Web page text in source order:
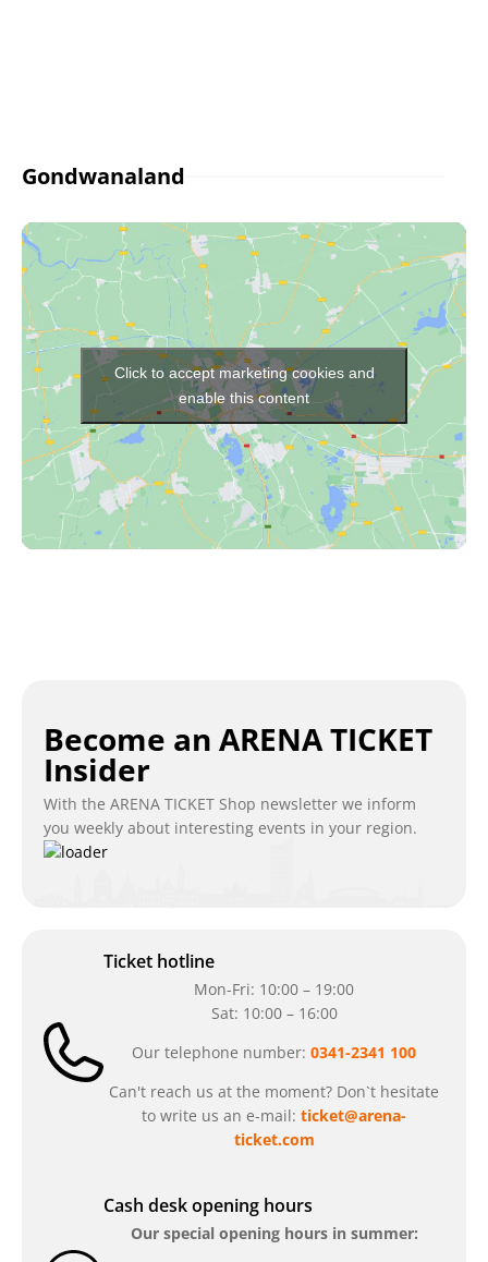
Gondwanaland
Click to accept marketing cookies and
enable this content
Become an ARENA TICKET
Insider
With the ARENA TICKET Shop newsletter we inform
you weekly about interesting events in your region.
Ticket hotline
Mon-Fri: 10:00 – 19:00
Sat: 10:00 – 16:00
Our telephone number: 0341-2341 100
Can't reach us at the moment? Don`t hesitate
to write us an e-mail: ticket@arena-
ticket.com
Cash desk opening hours
Our special opening hours in summer: